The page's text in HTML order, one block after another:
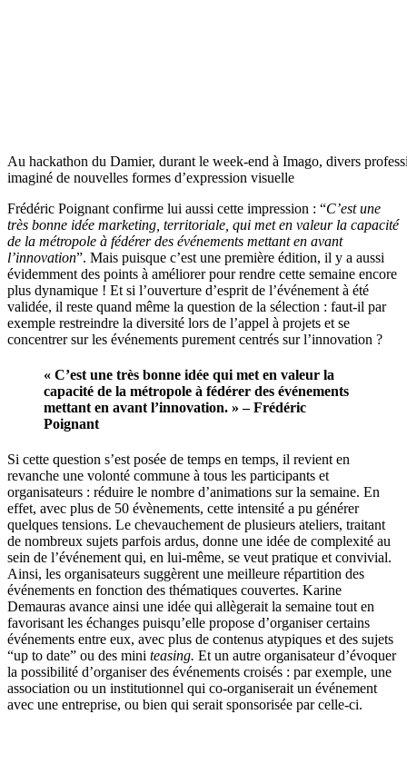
Au hackathon du Damier, durant le week-end à Imago, divers
imaginé de nouvelles formes d’expression visuelle
Frédéric Poignant confirme lui aussi cette impression : “C’est une
très bonne idée marketing, territoriale, qui met en valeur la capacité
de la métropole à fédérer des événements mettant en avant
l’innovation”. Mais puisque c’est une première édition, il y a aussi
évidemment des points à améliorer pour rendre cette semaine encore
plus dynamique ! Et si l’ouverture d’esprit de l’événement à été
validée, il reste quand même la question de la sélection : faut-il par
exemple restreindre la diversité lors de l’appel à projets et se
concentrer sur les événements purement centrés sur l’innovation ?
« C’est une très bonne idée qui met en valeur la
capacité de la métropole à fédérer des événements
mettant en avant l’innovation. » – Frédéric
Poignant
Si cette question s’est posée de temps en temps, il revient en
revanche une volonté commune à tous les participants et
organisateurs : réduire le nombre d’animations sur la semaine. En
effet, avec plus de 50 évènements, cette intensité a pu générer
quelques tensions. Le chevauchement de plusieurs ateliers, traitant
de nombreux sujets parfois ardus, donne une idée de complexité au
sein de l’événement qui, en lui-même, se veut pratique et convivial.
Ainsi, les organisateurs suggèrent une meilleure répartition des
événements en fonction des thématiques couvertes. Karine
Demauras avance ainsi une idée qui allègerait la semaine tout en
favorisant les échanges puisqu’elle propose d’organiser certains
événements entre eux, avec plus de contenus atypiques et des sujets
“up to date” ou des mini teasing. Et un autre organisateur d’évoquer
la possibilité d’organiser des événements croisés : par exemple, une
association ou un institutionnel qui co-organiserait un événement
avec une entreprise, ou bien qui serait sponsorisée par celle-ci.